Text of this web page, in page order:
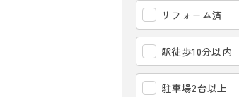
リフォーム済
駅徒歩10分以内
駐車場2台以上